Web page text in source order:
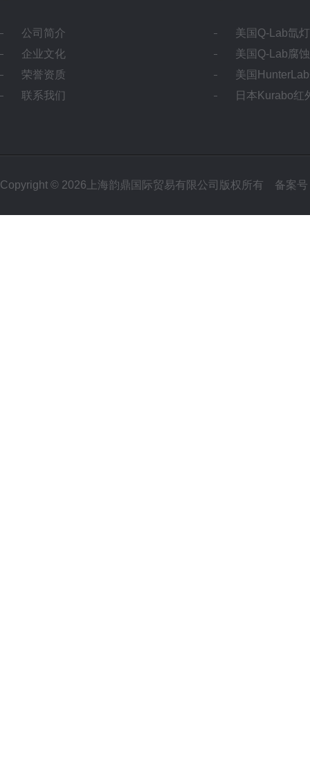
公司简介
企业文化
荣誉资质
联系我们
美国Q-Lab氙
美国Q-Lab腐
美国
日本Kurabo红
Copyright © 2026上海韵鼎国际贸易有限公司版权所有 备案